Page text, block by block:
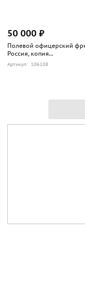
50 000 ₽
Полевой офицерский
Россия, копия...
Артикул: 106108